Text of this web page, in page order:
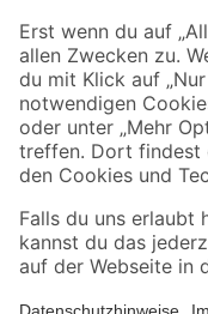
Sicher einkaufen
Jetzt die toom-App
Alle Preisangaben in EUR inkl.
Umständen nicht in allen Märkten
Produkte nur solange der Vorrat